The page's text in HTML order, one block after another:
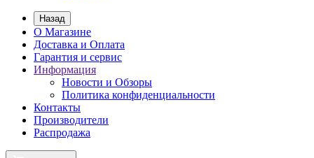
Назад
О Магазине
Доставка и Оплата
Гарантия и сервис
Информация
Новости и Обзоры
Политика конфиденциальности
Контакты
Производители
Распродажа